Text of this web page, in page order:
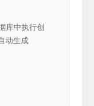
库中执行创
动生成